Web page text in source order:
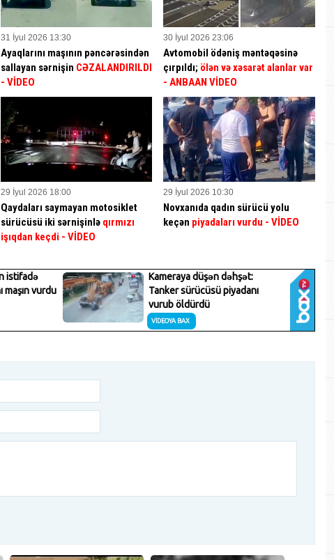
31 İyul 2026 13:30
Ayaqlarını maşının pəncərəsindən
sallayan sərnişin CƏZALANDIRILDI
- VİDEO
30 İyul 2026 23:06
Avtomobil ödəniş məntəqəsinə
çırpıldı; ölən və xəsarət alanlar var
- ANBAAN VİDEO
29 İyul 2026 18:00
Qaydaları saymayan motosiklet
sürücüsü iki sərnişinlə qırmızı
işıqdan keçdi - VİDEO
29 İyul 2026 10:30
Novxanıda qadın sürücü yolu
keçən piyadaları vurdu - VİDEO